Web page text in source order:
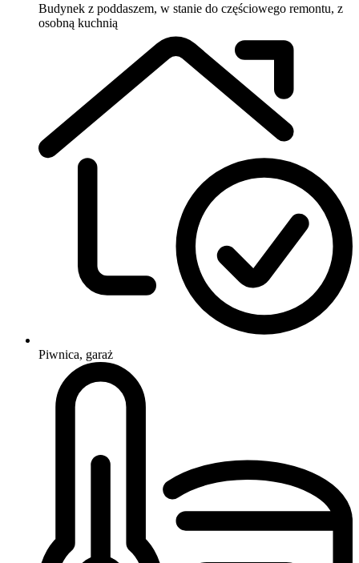
Budynek z poddaszem, w stanie do częściowego remontu, z
osobną kuchnią
Piwnica, garaż